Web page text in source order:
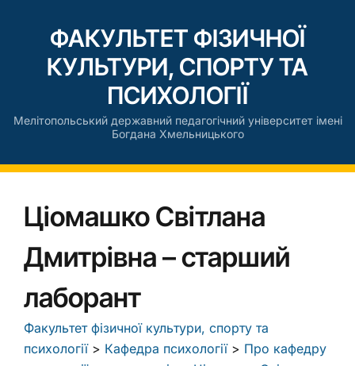
ФАКУЛЬТЕТ ФІЗИЧНОЇ
КУЛЬТУРИ, СПОРТУ ТА
ПСИХОЛОГІЇ
Мелітопольський державний педагогічний університет імені
Богдана Хмельницького
Ціомашко Світлана
Дмитрівна – старший
лаборант
Факультет фізичної культури, спорту та
психології> Кафедра психології> Про кафедру